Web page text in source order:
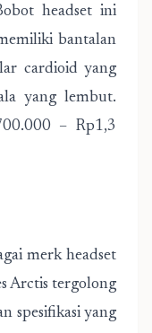
headset ini
bantalan
cardioid yang
yang lembut.
– Rp1,3
merk headset
Arctis tergolong
spesifikasi yang